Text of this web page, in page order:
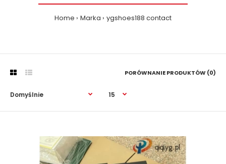
Home Marka ygshoes188 contact
PORÓWNANIE PRODUKTÓW (0)